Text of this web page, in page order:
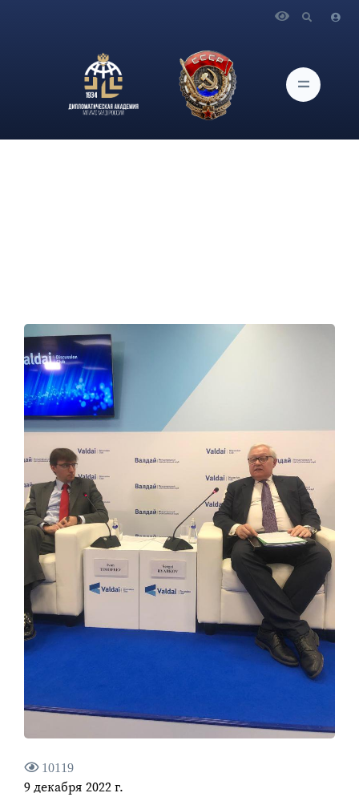
России А.В.Яковенко во встрече Международного
дискуссионного клуба «Валдай»
10119
9 декабря 2022 г.